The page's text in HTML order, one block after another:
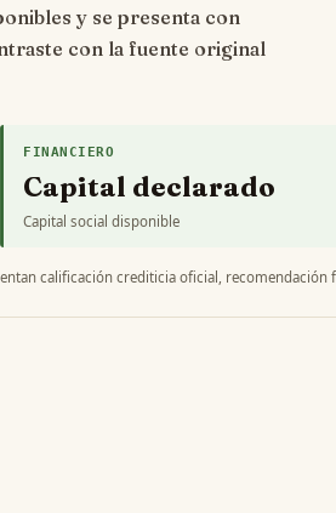
y se presenta con
con la fuente original
FINANCIERO
Capital declarado
Capital social disponible
calificación crediticia oficial, recomendación